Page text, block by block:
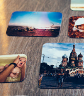
Ваш регион доставки
Выберите из списка:
10х15
13х18
15х15
15х20
20х20
20х30
30х30
30х40
А4
Фото
в